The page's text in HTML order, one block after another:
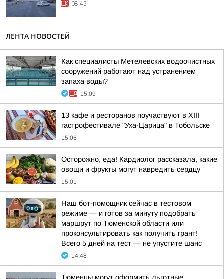
08:45
ЛЕНТА НОВОСТЕЙ
Как специалисты Метелевских водоочистных
сооружений работают над устранением
запаха воды?
15:09
13 кафе и ресторанов поучаствуют в XIII
гастрофестивале "Уха-Царица" в Тобольске
15:06
Осторожно, еда! Кардиолог рассказала, какие
овощи и фрукты могут навредить сердцу
15:01
Наш бот-помощник сейчас в тестовом
режиме — и готов за минуту подобрать
маршрут по Тюменской области или
проконсультировать как получить грант!
Всего 5 дней на тест — не упустите шанс
14:48